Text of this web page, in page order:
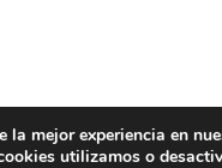
mejor experiencia en
utilizamos o